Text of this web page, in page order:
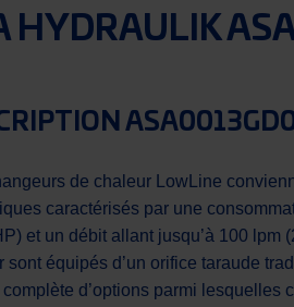
HYDRAULIK
de chaleur LowLine
caractérisés par une
et un débit allant jusqu’à 100 lpm
sont équipés d’un orifice taraude
complète d’options parmi lesquelles